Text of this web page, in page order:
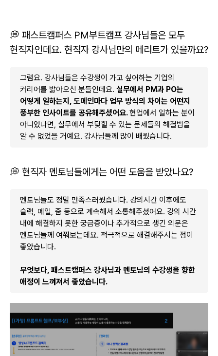
💭 패스트캠퍼스 PM부트캠프 강사님들은 모두
현직자인데요. 현직자 강사님만의 메리트가 있을까요?
그럼요. 강사님들은 수강생이 가고 싶어하는 기업의
커리어를 밟아오신 분들인데요. 실무에서 PM과 PO는
어떻게 일하는지, 도메인마다 업무 방식의 차이는 어떤지
풍부한 인사이트를 공유해주셨어요.현업에서 일하는 분이
아니었다면, 실무에서 부딪힐 수 있는 문제들의 해결법을
알 수 없었을 거예요. 강사님들께 많이 배웠습니다.
💭 현직자 멘토님들에게는 어떤 도움을 받았나요?
멘토님들도 정말 만족스러웠습니다. 강의시간 이후에도
슬랙, 메일, 줌 등으로 계속해서 소통해주셨어요. 강의 시간
내에 해결하지 못한 궁금증이나 추가적으로 생긴 의문은
멘토님들께 여쭤보는데요. 적극적으로 해결해주시는 점이
좋았습니다.
무엇보다, 패스트캠퍼스 강사님과 멘토님의 수강생을 향한
애정이 느껴져서 좋았습니다.